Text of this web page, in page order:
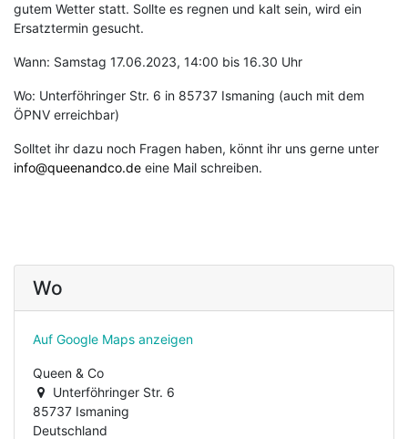
gutem Wetter statt. Sollte es regnen und kalt sein, wird ein
Ersatztermin gesucht.
Wann: Samstag 17.06.2023, 14:00 bis 16.30 Uhr
Wo: Unterföhringer Str. 6 in 85737 Ismaning (auch mit dem
ÖPNV erreichbar)
Solltet ihr dazu noch Fragen haben, könnt ihr uns gerne unter
info@queenandco.de eine Mail schreiben.
Wo
Auf Google Maps anzeigen
Queen & Co
Unterföhringer Str. 6
85737 Ismaning
Deutschland